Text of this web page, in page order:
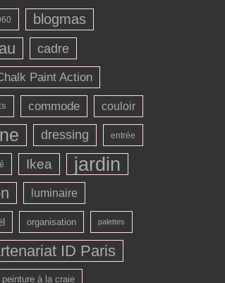
blogmas
cadre
Paint Action
commode couloir
dressing entrée
Ikea jardin
luminaire
organisation palettes
ID Paris
peinture à la craie